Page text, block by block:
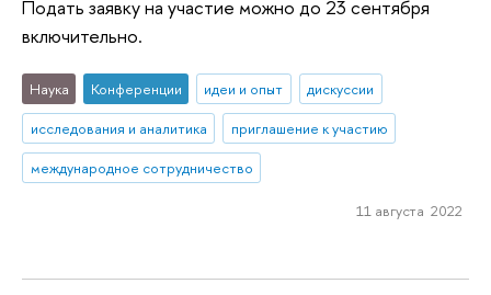
Подать заявку на участие можно до 23 сентября
включительно.
Наука Конференции идеи и опыт
дискуссии
исследования и аналитика
приглашение к участию
международное сотрудничество
11 августа 2022